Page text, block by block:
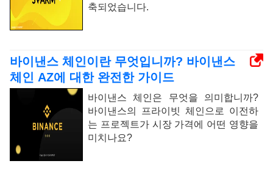
축되었습니다.
바이낸스 체인이란 무엇입니까? 바이낸스
체인 AZ에 대한 완전한 가이드
바이낸스 체인은 무엇을 의미합니까?
바이낸스의 프라이빗 체인으로 이전하
는 프로젝트가 시장 가격에 어떤 영향을
미치나요?